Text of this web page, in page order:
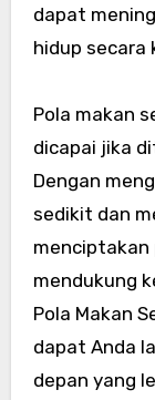
dapat
hidup secara
Pola makan
dicapai jika
Dengan
sedikit dan
menciptakan
mendukung
Pola Makan
dapat Anda
depan yang